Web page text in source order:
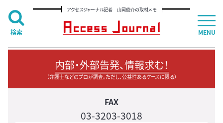
アクセスジャーナル記者 山岡俊介の取材メモ
内部・外部告発、情報求む！
（弁護士などのプロが調査。ただし、公益性あるケースに限る）
FAX
03-3203-3018
MENU
検索